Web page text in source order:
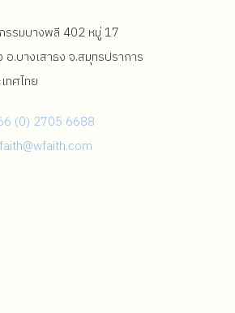
รรมบางพลี 402 หมู่ 17
อ.บางเสาธง จ.สมุทรปราการ
ทศไทย
(0) 2705 6688